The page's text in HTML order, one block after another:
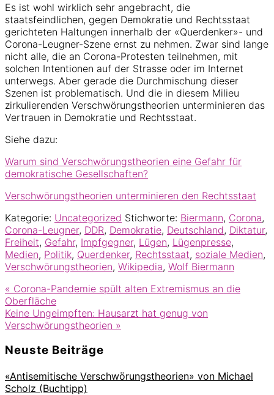
Es ist wohl wirklich sehr angebracht, die
staatsfeindlichen, gegen Demokratie und Rechtsstaat
gerichteten Haltungen innerhalb der «Querdenker»- und
Corona-Leugner-Szene ernst zu nehmen. Zwar sind lange
nicht alle, die an Corona-Protesten teilnehmen, mit
solchen Intentionen auf der Strasse oder im Internet
unterwegs. Aber gerade die Durchmischung dieser
Szenen ist problematisch. Und die in diesem Milieu
zirkulierenden Verschwörungstheorien unterminieren das
Vertrauen in Demokratie und Rechtsstaat.
Siehe dazu:
Warum sind Verschwörungstheorien eine Gefahr für
demokratische Gesellschaften?
Verschwörungstheorien unterminieren den Rechtsstaat
Kategorie: Uncategorized Stichworte: Biermann, Corona,
Corona-Leugner, DDR, Demokratie, Deutschland, Diktatur,
Freiheit, Gefahr, Impfgegner, Lügen, Lügenpresse,
Medien, Politik, Querdenker, Rechtsstaat, soziale Medien,
Verschwörungstheorien, Wikipedia, Wolf Biermann
Vorheriger
Beitrag:
« Corona-Pandemie spült alten Extremismus an die
Oberfläche
Nächster
Beitrag:
Keine Ungeimpften: Hausarzt hat genug von
Verschwörungstheorien »
Seitenspalte
Neuste Beiträge
«Antisemitische Verschwörungstheorien» von Michael
Scholz (Buchtipp)